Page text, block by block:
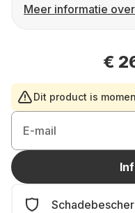
Meer informatie
€
Dit product is
E-mail